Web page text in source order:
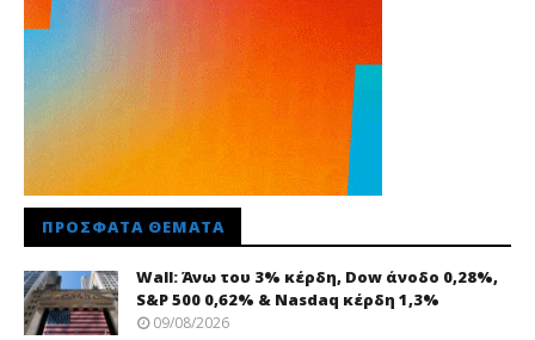
ΠΡΌΣΦΑΤΑ ΘΈΜΑΤΑ
Wall: Άνω του 3% κέρδη, Dow άνοδο 0,28%,
S&P 500 0,62% & Nasdaq κέρδη 1,3%
09/08/2026